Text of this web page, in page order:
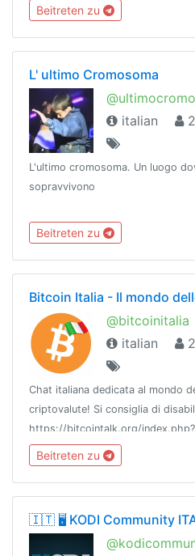
possibile!➡️ Esplora
@RegoleNHZ
Beitreten zu
L' ultimo Cromosoma
italian
L'ultimo cromosoma. Un luogo
sopravvivono
Beitreten zu
@bitcoinitalia
italian
Chat italiana dedicata al mondo
criptovalute! Si consiglia di
https://bitcointalk.org/
http://www.bitcoin-italia.orgBot
@BitcoinITABot
Beitreten zu